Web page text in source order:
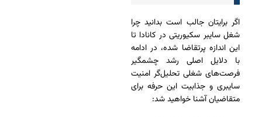
اگر برایتان جالب است بدانید چرا
شغل سایبر سکیوریتی در کانادا تا
این اندازه پرتقاضا شده، در ادامه
با دلایل اصلی رشد چشمگیر
فرصت‌های شغلی تحلیل‌گر امنیت
سایبری و جذابیت این حرفه برای
متقاضیان آشنا خواهید شد: